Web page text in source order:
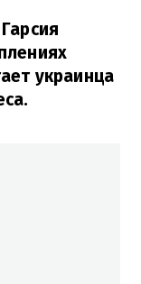
украинца